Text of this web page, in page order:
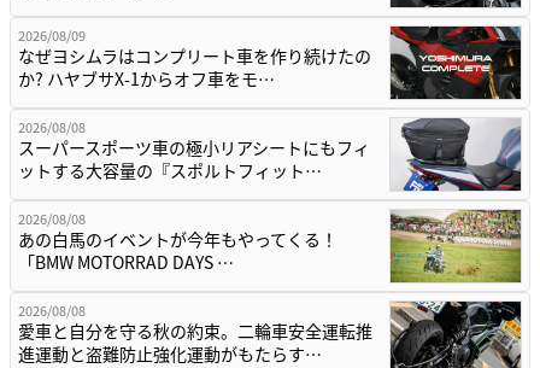
2026/08/09
なぜヨシムラはコンプリート車を作り続けたの
か? ハヤブサX-1からオフ車をモ…
2026/08/08
スーパースポーツ車の極小リアシートにもフィ
ットする大容量の『スポルトフィット…
2026/08/08
あの白馬のイベントが今年もやってくる！
「BMW MOTORRAD DAYS …
2026/08/08
愛車と自分を守る秋の約束。二輪車安全運転推
進運動と盗難防止強化運動がもたらす…